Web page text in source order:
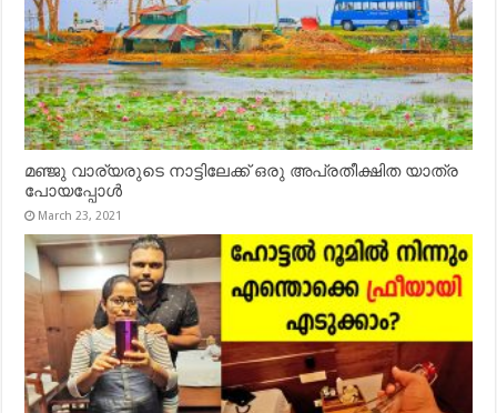
മഞ്ജു വാര്യരുടെ നാട്ടിലേക്ക് ഒരു അപ്രതീക്ഷിത യാത്ര
പോയപ്പോൾ
March 23, 2021